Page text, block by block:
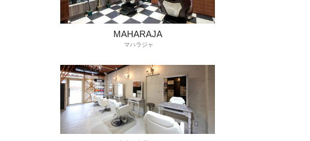
MAHARAJA
マハラジャ